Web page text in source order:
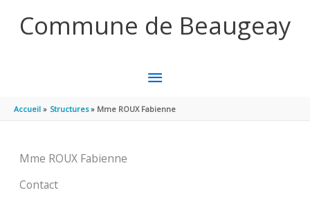
Commune de Beaugeay
MENU
PRINCIPAL
Accueil Structures Mme ROUX Fabienne
Mme ROUX Fabienne
Contact